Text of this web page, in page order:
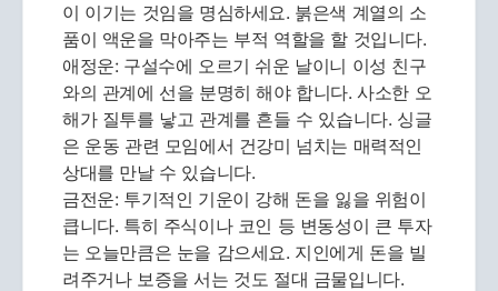
이 이기는 것임을 명심하세요. 붉은색 계열의 소
품이 액운을 막아주는 부적 역할을 할 것입니다.
애정운: 구설수에 오르기 쉬운 날이니 이성 친구
와의 관계에 선을 분명히 해야 합니다. 사소한 오
해가 질투를 낳고 관계를 흔들 수 있습니다. 싱글
은 운동 관련 모임에서 건강미 넘치는 매력적인
상대를 만날 수 있습니다.
금전운: 투기적인 기운이 강해 돈을 잃을 위험이
큽니다. 특히 주식이나 코인 등 변동성이 큰 투자
는 오늘만큼은 눈을 감으세요. 지인에게 돈을 빌
려주거나 보증을 서는 것도 절대 금물입니다.